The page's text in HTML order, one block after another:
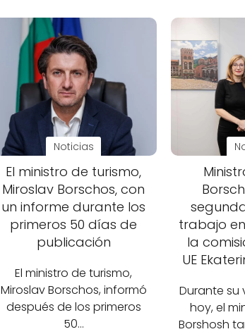
Noticias
El ministro de turismo,
Miroslav Borschos, con
un informe durante los
primeros 50 días de
publicación
El ministro de turismo,
Miroslav Borschos, informó
después de los primeros
50…
trabajo
la
UE
Durante su
hoy, el
Borshosh